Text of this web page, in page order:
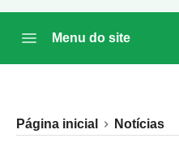
Menu do site
Página inicial Notícias